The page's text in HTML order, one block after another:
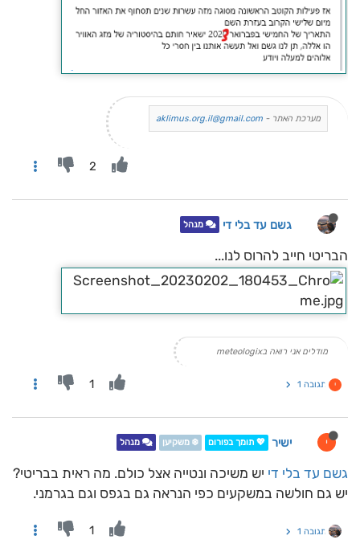
מערכת האתר - aklimus.org.il@gmail.com
2
גשם עד בלי די מנהל
הבריטי חייב להרוס לנו...
מודלים אני רואה בmeteologix
י תגובה 1 1
י ישיר 💖 תומך בפורום ❄️ משקיען מנהל
גשם עד בלי די יש משיכה ונטייה אצל כולם. מה ראית בבריטי?
יש גם חולשה במשקעים כפי הנראה גם בגפס וגם בגרמני.
תגובה 1 1